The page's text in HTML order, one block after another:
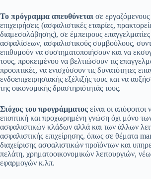
Το πρόγραμμα απευθύνεται σε
επιχειρήσεις (ασφαλιστικές εταιρίες,
διαμεσολάβησης), σε έμπειρους
ασφαλίσεων, ασφαλιστικούς συμβούλους,
επιθυμούν να συστηματοποιήσουν και να
τους, προκειμένου να βελτιώσουν τις
προοπτικές, να ενισχύσουν τις δυνατότητες
ενδοεπιχειρησιακής εξέλιξής τους και να
της οικονομικής δραστηριότητάς τους.
Στόχος του προγράμματος είναι οι
εποπτική και προχωρημένη γνώση όχι μόνο
ασφαλιστικών κλάδων αλλά και των άλλων
ασφαλιστικής επιχείρησης, όπως σε θέματα
διαχείρισης ασφαλιστικών προϊόντων και
πελάτη, χρηματοοικονομικών λειτουργιών,
εφαρμογών κ.λπ.